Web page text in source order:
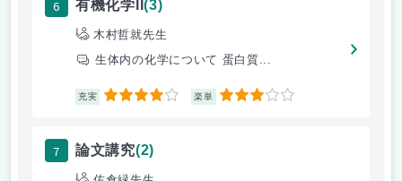
6 有機化学II(3)
木村哲就先生
生体内の化学について 蛋白質...
充実 4 楽単 3
7 論文講究(2)